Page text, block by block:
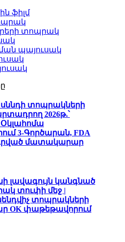
ֆիլմ
տոպրակ
պայուսակ
տոպրակների
2026թ.՝
3-Գործարան, FDA
մատակարար
լավագույն կանգնած
տուփի մեջ |
տոպրակների
OK փաթեթավորում